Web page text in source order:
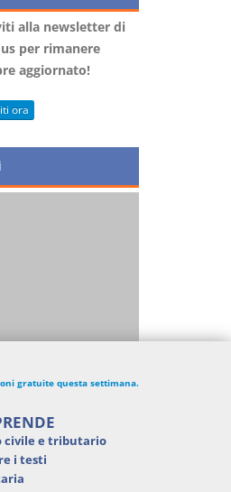
alla newsletter di
per rimanere
aggiornato!
ora
gratuite questa settimana.
e tributario
i testi